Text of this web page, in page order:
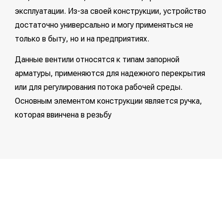
эксплуатации. Из-за своей конструкции, устройство
достаточно универсально и могу применяться не
только в быту, но и на предприятиях.
Данные вентили относятся к типам запорной
арматуры, применяются для надежного перекрытия
или для регулирования потока рабочей среды.
Основным элементом конструкции является ручка,
которая ввинчена в резьбу